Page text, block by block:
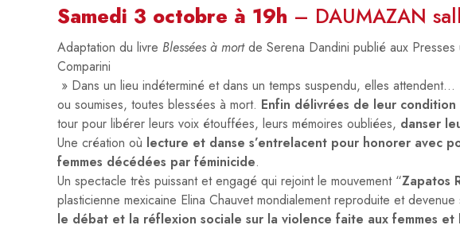
Samedi 3 octobre à 19h – DAUMAZAN
Adaptation du livre Blessées à mortde Serena Dandini publié aux
Comparini
» Dans un lieu indéterminé et dans un temps suspendu, elles
ou soumises, toutes blessées à mort. Enfin délivrées de leur condition
tour pour libérer leurs voix étouffées, leurs mémoires oubliées, danser
Une création où lecture et danse s’entrelacent pour honorer avec
femmes décédées par féminicide.
Un spectacle très puissant et engagé qui rejoint le mouvement “Zapatos
plasticienne mexicaine Elina Chauvet mondialement reproduite et
le débat et la réflexion sociale sur la violence faite aux femmes